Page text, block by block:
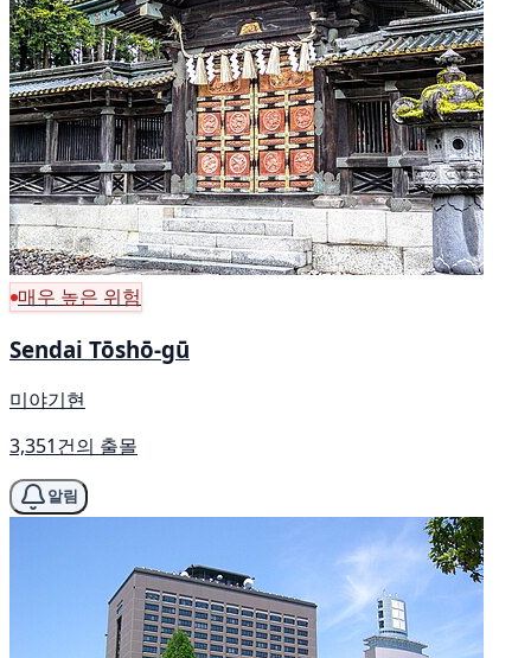
매우 높은 위험
Sendai Tōshō-gū
미야기현
3,351건의 출몰
알림